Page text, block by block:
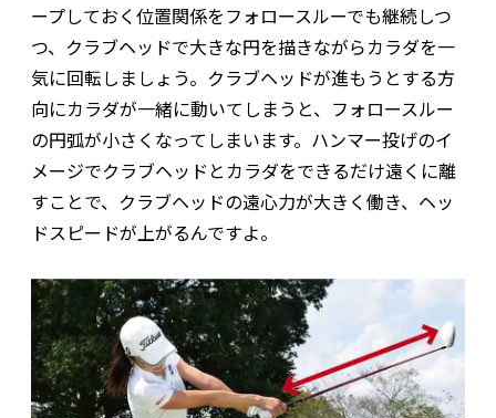
ープしておく位置関係をフォロースルーでも継続しつ
つ、クラブヘッドで大きな円を描きながらカラダを一
気に回転しましょう。クラブヘッドが進もうとする方
向にカラダが一緒に動いてしまうと、フォロースルー
の円弧が小さくなってしまいます。ハンマー投げのイ
メージでクラブヘッドとカラダをできるだけ遠くに離
すことで、クラブヘッドの遠心力が大きく働き、ヘッ
ドスピードが上がるんですよ。